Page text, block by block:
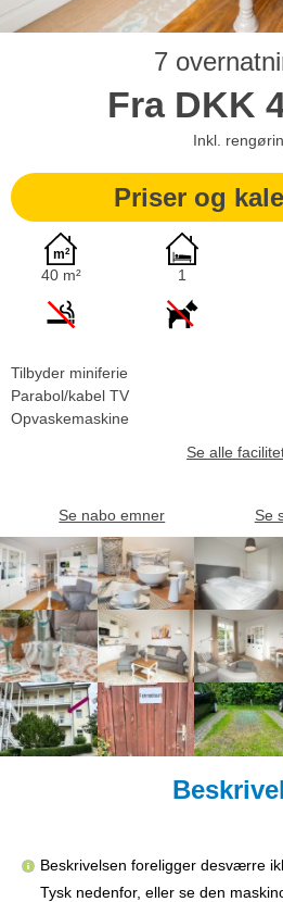
7
Fra DKK
Inkl.
Priser og
40 m² 1
Tilbyder miniferie
Parabol/kabel TV
Opvaskemaskine
Se alle
Se nabo emner Se
Beskrivelsen foreligger desværre
Tysk nedenfor, eller se den